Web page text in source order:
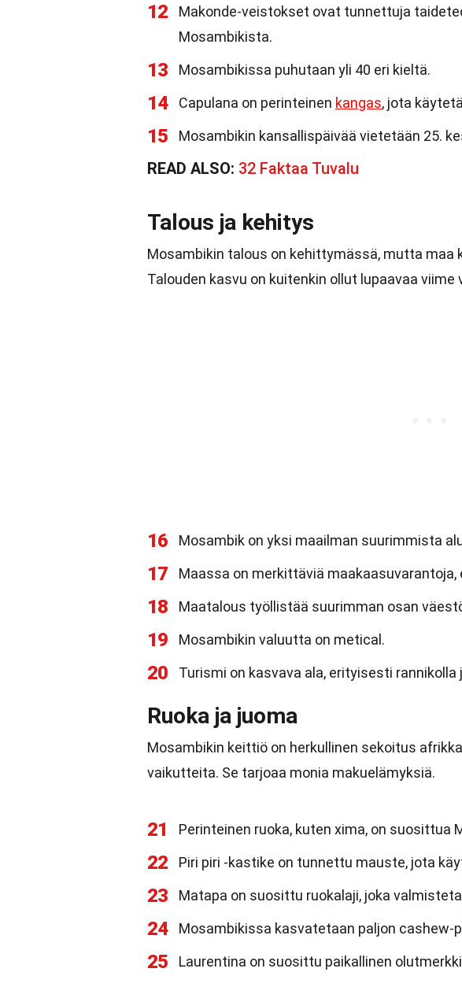
12
Makonde-veistokset ovat tunnettuja
Mosambikista.
13 Mosambikissa puhutaan yli 40 eri kieltä.
14 Capulana on perinteinen kangas, jota
15 Mosambikin kansallispäivää vietetään 25.
READ ALSO: 32 Faktaa Tuvalu
Talous ja kehitys
Mosambikin talous on kehittymässä, mutta maa
Talouden kasvu on kuitenkin ollut lupaavaa viime
16 Mosambik on yksi maailman suurimmista
17 Maassa on merkittäviä
18 Maatalous työllistää suurimman osan
19 Mosambikin valuutta on metical.
20 Turismi on kasvava ala, erityisesti
Ruoka ja juoma
Mosambikin keittiö on herkullinen sekoitus
vaikutteita. Se tarjoaa monia makuelämyksiä.
21 Perinteinen ruoka, kuten xima, on suosittua
22 Piri piri -kastike on tunnettu mauste, jota
23 Matapa on suosittu ruokalaji, joka
24 Mosambikissa kasvatetaan paljon cashew-
25 Laurentina on suosittu paikallinen